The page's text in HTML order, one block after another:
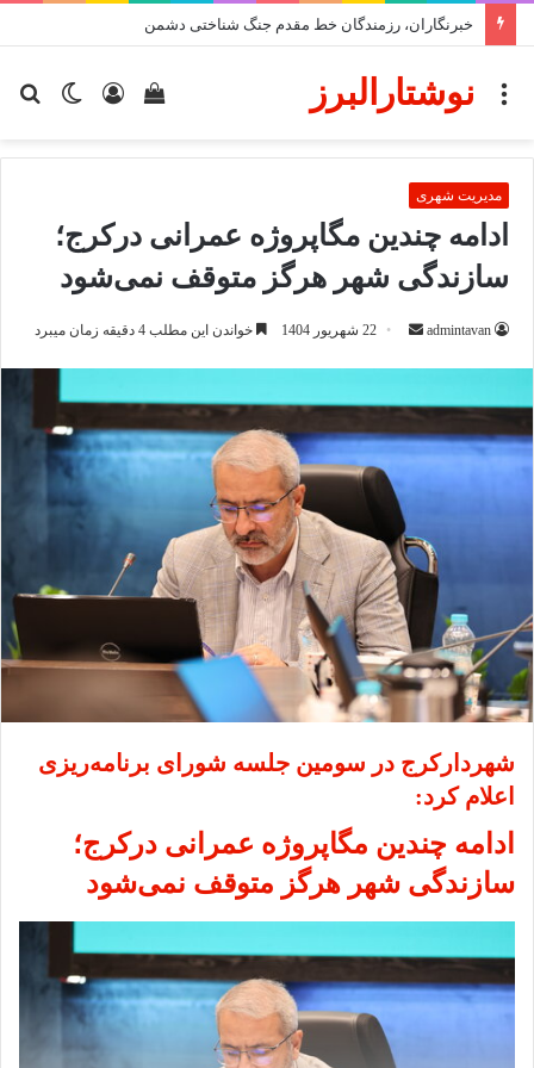
خبرنگاران، رزمندگان خط مقدم جنگ شناختی دشمن
تغییر
ورود
دیدن
خرید
نوشتارالبرزمنو
مدیریت شهری
ادامه چندین مگاپروژه عمرانی درکرج؛
سازندگی شهر هرگز متوقف نمی‌شود
admintavan
ارسال22 شهریور 1404 خواندن این مطلب 4 دقیقه زمان میبرد
شهردارکرج در سومین جلسه شورای برنامه‌ریزی
اعلام کرد:
ادامه چندین مگاپروژه عمرانی درکرج؛
سازندگی شهر هرگز متوقف نمی‌شود